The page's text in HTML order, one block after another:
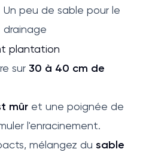
Un peu de sable pour le
drainage
plantation
sur 30 à 40 cm de
mûr et une poignée de
l'enracinement.
mélangez du sable